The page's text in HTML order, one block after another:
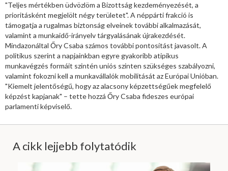
"Teljes mértékben üdvözlöm a Bizottság kezdeményezését, a
prioritásként megjelölt négy területet". A néppárti frakció is
támogatja a rugalmas biztonság elveinek további alkalmazását,
valamint a munkaidő-irányelv tárgyalásának újrakezdését.
Mindazonáltal Őry Csaba számos további pontosítást javasolt. A
politikus szerint a napjainkban egyre gyakoribb atipikus
munkavégzés formáit szintén uniós szinten szükséges szabályozni,
valamint fokozni kell a munkavállalók mobilitását az Európai Unióban.
"Kiemelt jelentőségű, hogy az alacsony képzettségűek megfelelő
képzést kapjanak" – tette hozzá Őry Csaba fideszes európai
parlamenti képviselő.
A cikk lejjebb folytatódik